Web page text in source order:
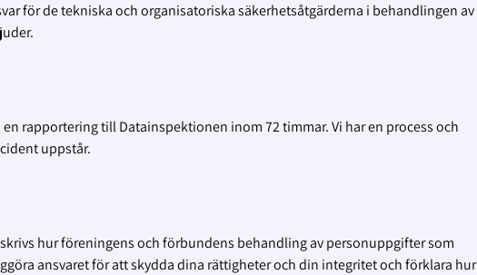
för de tekniska och organisatoriska säkerhetsåtgärderna i behandlingen av
rapportering till Datainspektionen inom 72 timmar. Vi har en process och
uppstår.
hur föreningens och förbundens behandling av personuppgifter som
ansvaret för att skydda dina rättigheter och din integritet och förklara hur